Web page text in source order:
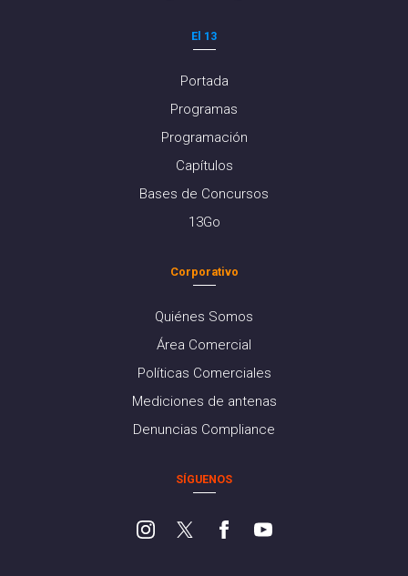
El 13
Portada
Programas
Programación
Capítulos
Bases de Concursos
13Go
Corporativo
Quiénes Somos
Área Comercial
Políticas Comerciales
Mediciones de antenas
Denuncias Compliance
SÍGUENOS